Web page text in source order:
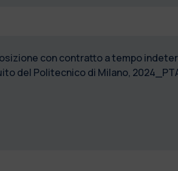
con contratto a tempo
del Politecnico di Milano,